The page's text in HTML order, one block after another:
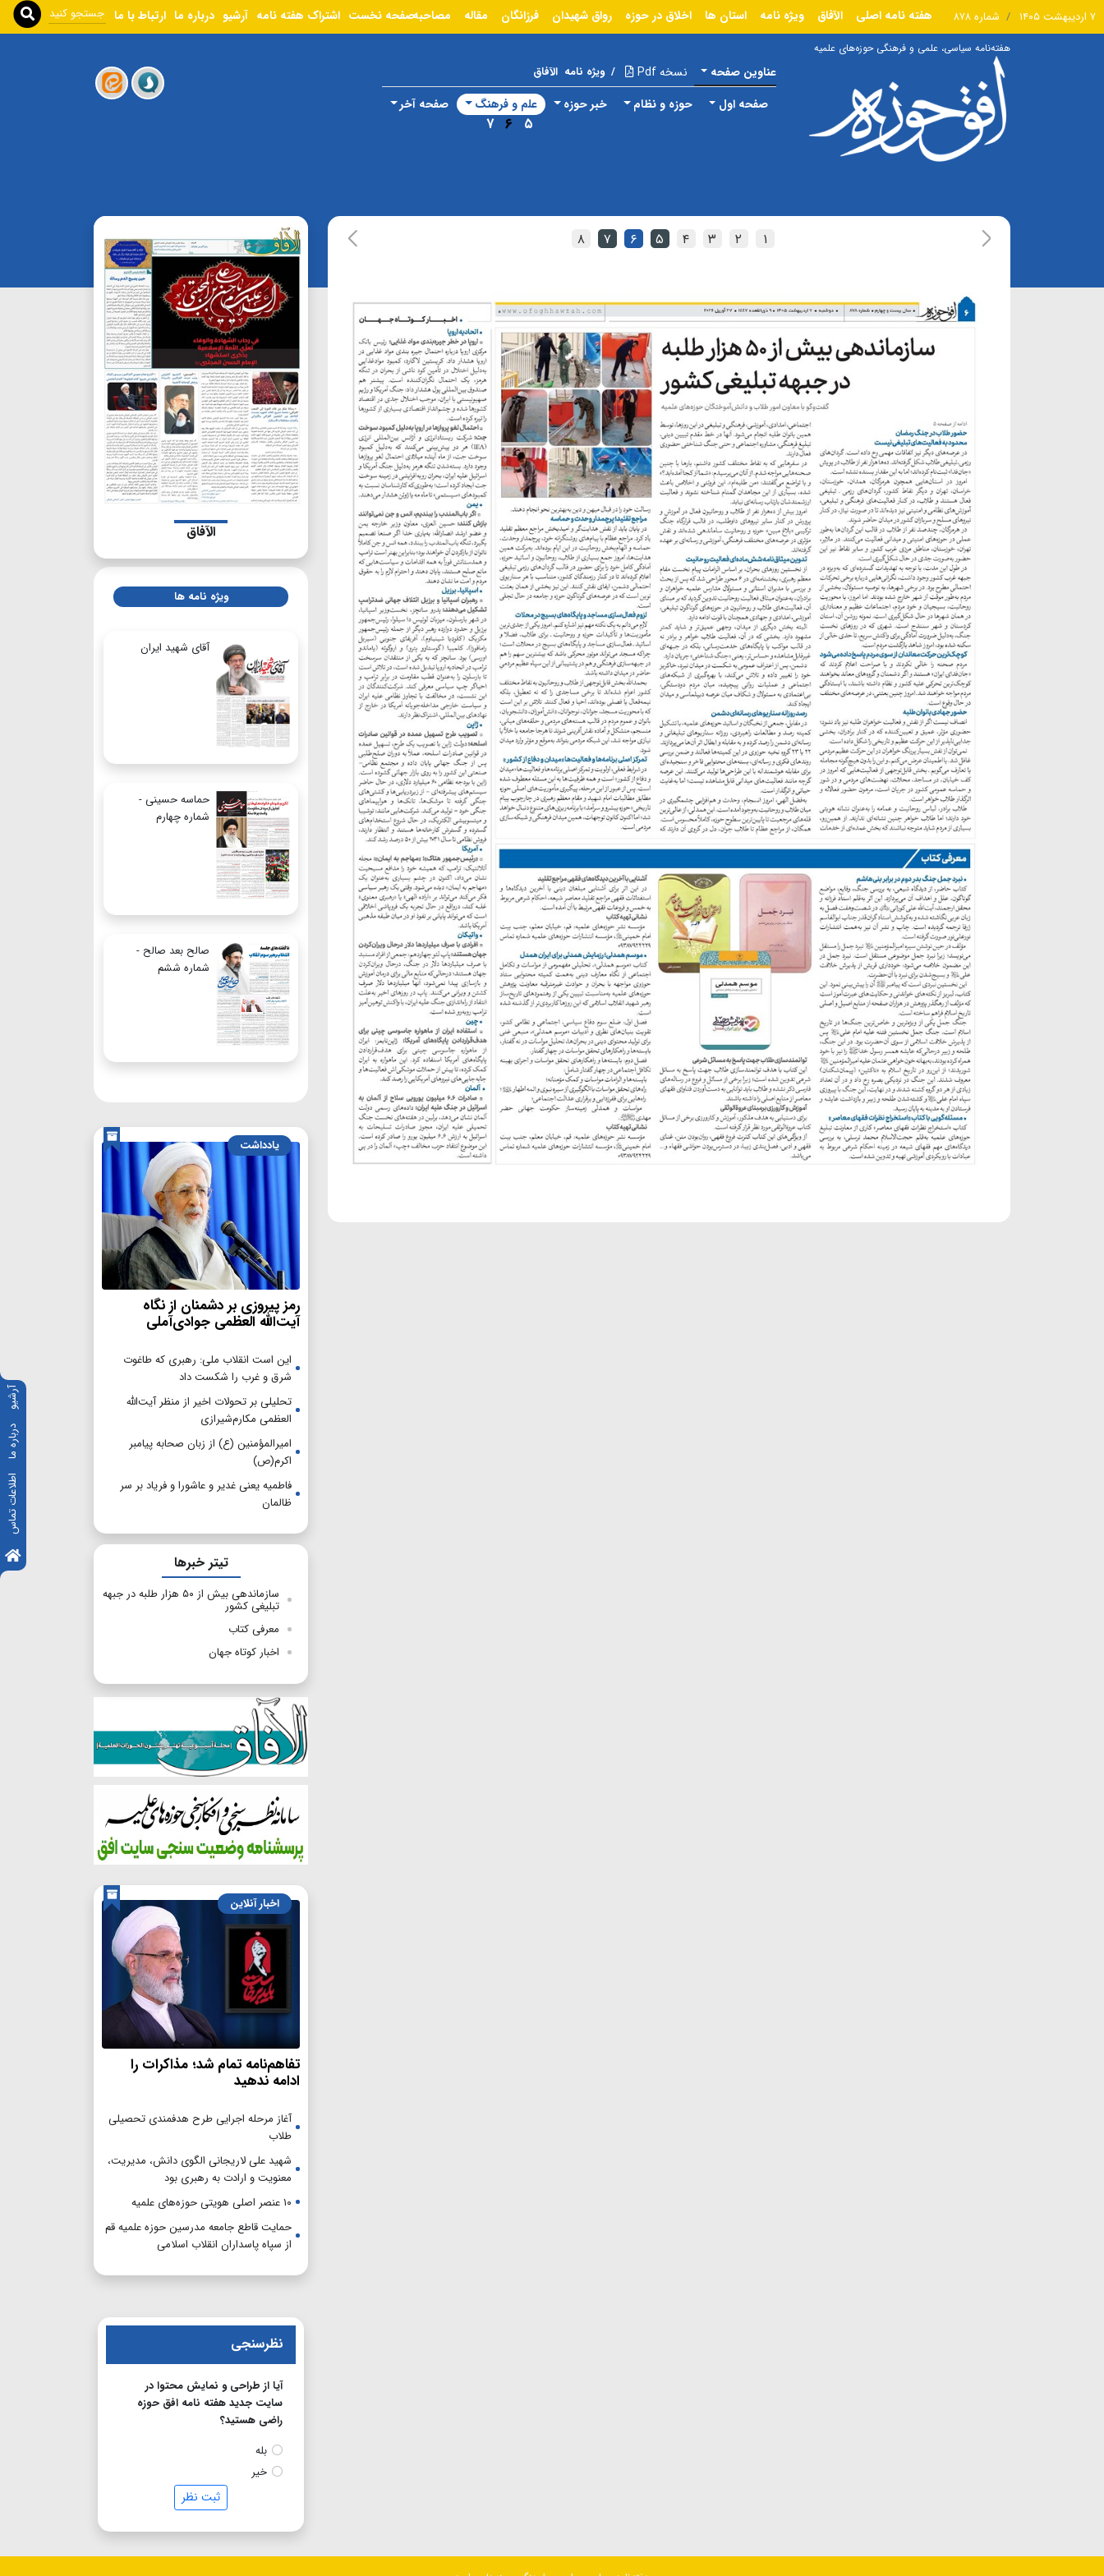
آرشیو
درباره ما
اطلاعات تماس
۷ اردیبهشت ۱۴۰۵ شماره ۸۷۸ هفته نامه اصلی الآفاق ویژه نامه استان ها اخلاق در حوزه رواق شهیدان فرزانگان مقاله مصاحبهصفحه نخست اشتراک هفته نامه آرشیو درباره ما ارتباط با ما
هفته‌نامه سیاسی، علمی و فرهنگی حوزه‌های علمیه
عناوین صفحه نسخه Pdf / ویژه نامه الآفاق
صفحه اول حوزه و نظام خبر حوزه علم و فرهنگ
۵ ۶ ۷
صفحه آخر
۱ ۲ ۳ ۴ ۵ ۶ ۷ ۸
الآفاق
ویژه نامه ها
آقای شهید ایران
حماسه حسینی -
شماره چهارم
صالح بعد صالح -
شماره ششم
یادداشت
رمز پیروزی بر دشمنان از نگاه
آیت‌الله العظمی جوادی‌آملی
این است انقلاب ملی: رهبری که طاغوت
شرق و غرب را شکست داد
تحلیلی بر تحولات اخیر از منظر آیت‌الله
العظمی مکارم‌شیرازی
امیرالمؤمنین (ع) از زبان صحابه پیامبر
اکرم(ص)
فاطمیه یعنی غدیر و عاشورا و فریاد بر سر
ظالمان
تیتر خبرها
سازماندهی بیش از ۵۰ هزار طلبه در جبهه
تبلیغی کشور
معرفی کتاب
اخبار کوتاه جهان
اخبار آنلاین
تفاهم‌نامه تمام شد؛ مذاکرات را
ادامه ندهید
آغاز مرحله اجرایی طرح هدفمندی تحصیلی
طلاب
شهید علی لاریجانی الگوی دانش، مدیریت،
معنویت و ارادت به رهبری بود
۱۰ عنصر اصلی هویتی حوزه‌های علمیه
حمایت قاطع جامعه مدرسین حوزه علمیه قم
از سپاه پاسداران انقلاب اسلامی
نظرسنجی
آیا از طراحی و نمایش محتوا در
سایت جدید هفته نامه افق حوزه
راضی هستید؟
بله
خیر
ثبت نظر